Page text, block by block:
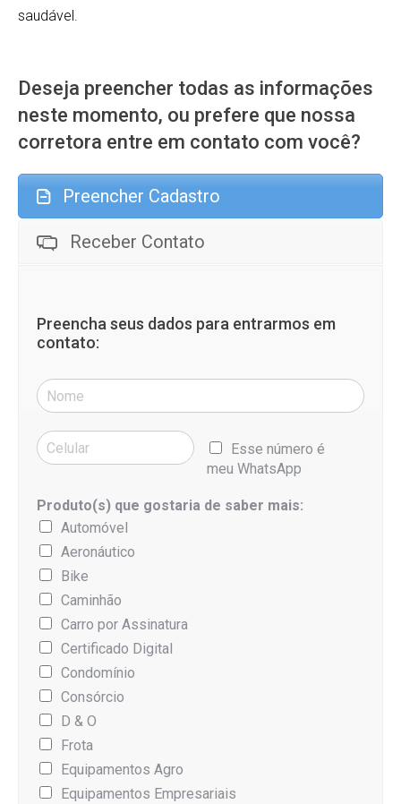
saudável.
Deseja preencher todas as informações
neste momento, ou prefere que nossa
corretora entre em contato com você?
Preencher Cadastro
Receber Contato
Preencha seus dados para entrarmos em
contato:
Esse número é
meu WhatsApp
Produto(s) que gostaria de saber mais:
Automóvel
Aeronáutico
Bike
Caminhão
Carro por Assinatura
Certificado Digital
Condomínio
Consórcio
D & O
Frota
Equipamentos Agro
Equipamentos Empresariais